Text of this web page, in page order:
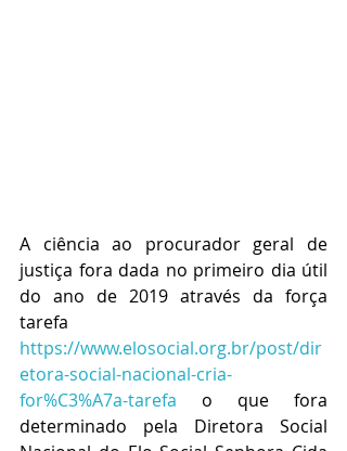
A ciência ao procurador geral de
justiça fora dada no primeiro dia útil
do ano de 2019 através da força
https://www.elosocial.org.br/post/dir
etora-social-nacional-cria-
for%C3%A7a-tarefa o que fora
determinado pela Diretora Social